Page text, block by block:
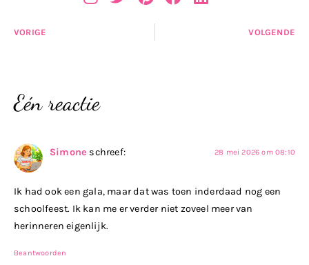
VORIGE VOLGENDE
Eén reactie
Simone schreef: 28 mei 2026 om 08:10
Ik had ook een gala, maar dat was toen inderdaad nog een
schoolfeest. Ik kan me er verder niet zoveel meer van
herinneren eigenlijk.
Beantwoorden